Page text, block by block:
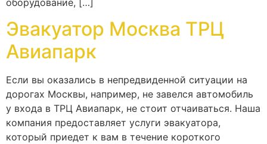
Эвакуатор Москва ТРЦ
Авиапарк
Если вы оказались в непредвиденной ситуации на
дорогах Москвы, например, не завелся автомобиль
у входа в ТРЦ Авиапарк, не стоит отчаиваться. Наша
компания предоставляет услуги эвакуатора,
который приедет к вам в течение короткого